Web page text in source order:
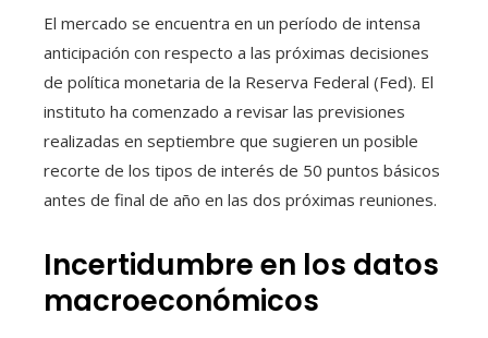
El mercado se encuentra en un período de intensa
anticipación con respecto a las próximas decisiones
de política monetaria de la Reserva Federal (Fed). El
instituto ha comenzado a revisar las previsiones
realizadas en septiembre que sugieren un posible
recorte de los tipos de interés de 50 puntos básicos
antes de final de año en las dos próximas reuniones.
Incertidumbre en los datos
macroeconómicos